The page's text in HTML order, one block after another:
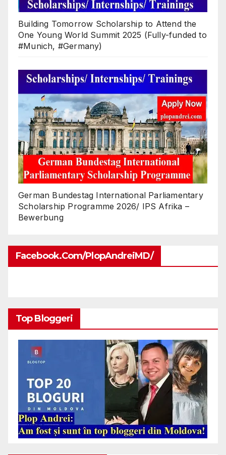
Building Tomorrow Scholarship to Attend the
One Young World Summit 2025 (Fully-funded to
#Munich, #Germany)
German Bundestag International Parliamentary
Scholarship Programme 2026/ IPS Afrika –
Bewerbung
Facebook.com/PlopAndreiMD/
Top Bloggeri